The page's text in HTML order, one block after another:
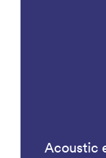
Acoustic